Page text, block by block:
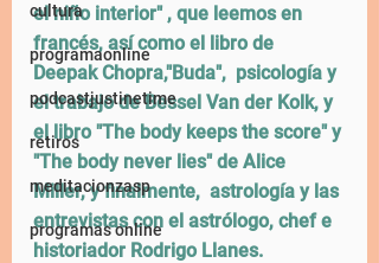
cultura
programaonline
podcastjustinetime
retiros
meditacionzasp
programas online
el niño interior" , que leemos en
francés, así como el libro de
Deepak Chopra,"Buda",  psicología y
el trabajo de Bessel Van der Kolk, y
el libro "The body keeps the score" y
"The body never lies" de Alice
Miller, y finalmente,  astrología y las
entrevistas con el astrólogo, chef e
historiador Rodrigo Llanes.